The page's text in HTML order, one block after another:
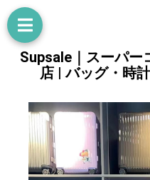
Supsale｜スーパー
店 | バッグ・時